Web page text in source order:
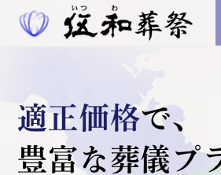
適正価格で､
豊富な葬儀プ